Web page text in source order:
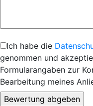
Ich habe die
genommen und
Formularangaben zur
Bearbeitung meines